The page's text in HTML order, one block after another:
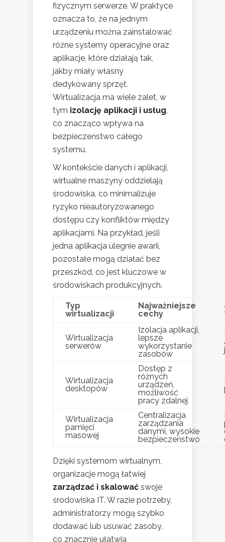
fizycznym serwerze. W praktyce
oznacza to, że na jednym
urządzeniu można zainstalować
różne systemy operacyjne oraz
aplikacje, które działają tak,
jakby miały własny
dedykowany sprzęt.
Wirtualizacja ma wiele zalet, w
tym izolację aplikacji i usług
co znacząco wpływa na
bezpieczeństwo całego
systemu.
W kontekście danych i aplikacji,
wirtualne maszyny oddzielają
środowiska, co minimalizuje
ryzyko nieautoryzowanego
dostępu czy konfliktów między
aplikacjami. Na przykład, jeśli
jedna aplikacja ulegnie awarii,
pozostałe mogą działać bez
przeszkód, co jest kluczowe w
środowiskach produkcyjnych.
Typ
wirtualizacji
Najważniejsze
cechy
Wirtualizacja
serwerów
Izolacja aplikacji,
lepsze
wykorzystanie
zasobów
Wirtualizacja
desktopów
Dostęp z
różnych
urządzeń,
możliwość
pracy zdalnej
Wirtualizacja
pamięci
masowej
Centralizacja
zarządzania
danymi, wysokie
bezpieczeństwo
Dzięki systemom wirtualnym,
organizacje mogą łatwiej
zarządzać i skalować swoje
środowiska IT. W razie potrzeby,
administratorzy mogą szybko
dodawać lub usuwać zasoby,
co znacznie ułatwia